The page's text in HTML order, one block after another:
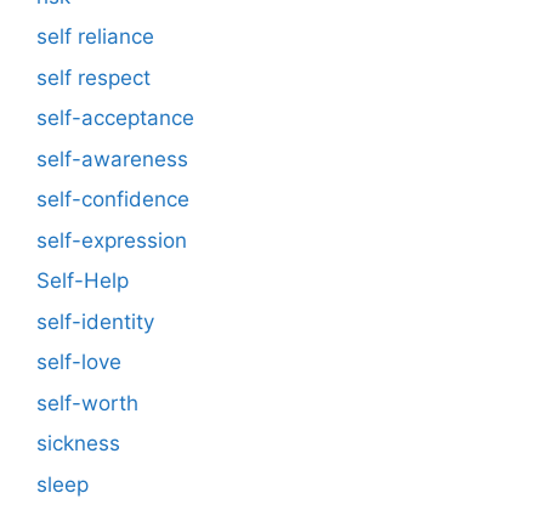
self reliance
self respect
self-acceptance
self-awareness
self-confidence
self-expression
Self-Help
self-identity
self-love
self-worth
sickness
sleep